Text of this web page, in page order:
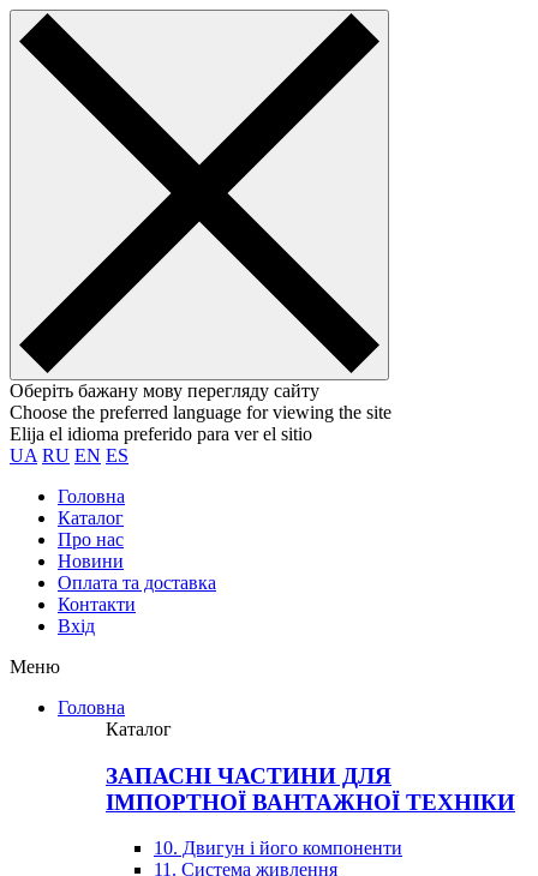
Оберіть бажану мову перегляду сайту
Choose the preferred language for viewing the site
Elija el idioma preferido para ver el sitio
UA RU EN ES
Головна
Каталог
Про нас
Новини
Оплата та доставка
Контакти
Вхiд
Меню
Головна
Каталог
ЗАПАСНІ ЧАСТИНИ ДЛЯ
ІМПОРТНОЇ ВАНТАЖНОЇ ТЕХНІКИ
10. Двигун і його компоненти
11. Система живлення